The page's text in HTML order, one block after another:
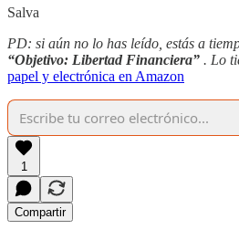
Salva
PD: si aún no lo has leído, estás a
“Objetivo: Libertad Financiera” . Lo
papel y electrónica en Amazon
1
Compartir